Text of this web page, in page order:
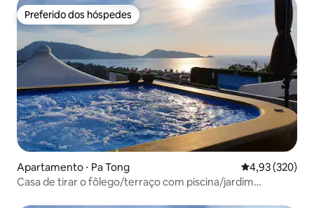
Preferido dos hóspedes
Preferido dos hóspedes
Apartamento ⋅ Pa Tong 4,93 de uma
4,93 (320)
Casa de tirar o fôlego/terraço com piscina/jardim